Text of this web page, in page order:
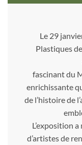
Le 29
Plastiques
fascinant du
enrichissante
de l’histoire de
L’exposition
d’artistes de